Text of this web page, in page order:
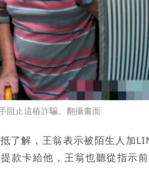
阻止這樁詐騙。翻攝畫面
了解，王翁表示被陌生人加
款卡給他，王翁也聽從指示